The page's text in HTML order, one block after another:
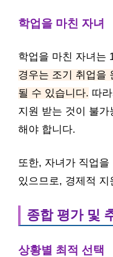
학업을 마친 자녀
학업을 마친 자녀는
경우는 조기 취업을
될 수 있습니다. 따
지원 받는 것이 불가
해야 합니다.
또한, 자녀가 직업
있으므로, 경제적
종합 평가 및
상황별 최적 선택